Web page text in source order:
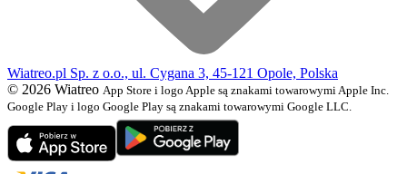
Wiatreo.pl Sp. z o.o., ul. Cygana 3, 45-121 Opole, Polska
© 2026 Wiatreo App Store i logo Apple są znakami towarowymi Apple Inc.
Google Play i logo Google Play są znakami towarowymi Google LLC.